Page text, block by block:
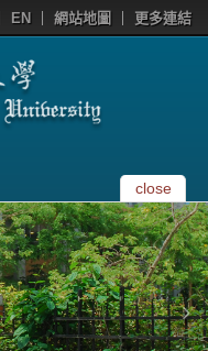
EN 網站地圖 更多連結
close